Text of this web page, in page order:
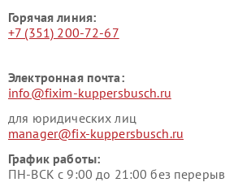
Горячая линия:
+7 (351) 200-72-67
Электронная почта:
info@fixim-kuppersbusch.ru
для юридических лиц
manager@fix-kuppersbusch.ru
График работы:
ПН-ВСК с 9:00 до 21:00 без